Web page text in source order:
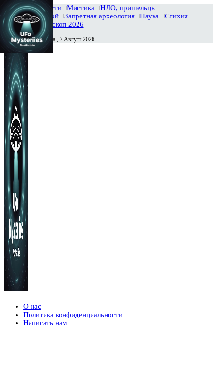
Главная Новости Мистика
НЛО, пришельцы
Тайны вселенной
Запретная археология Наука
Стихия
История
Гороскоп 2026
Сегодня Пятница , 7 Август 2026
О нас
Политика конфиденциальности
Написать нам